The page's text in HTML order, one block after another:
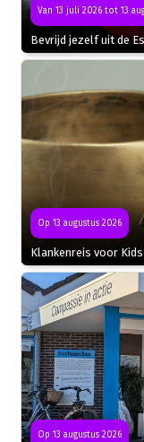
Van 13 juli 2026 tot 13
Bevrijd jezelf uit de
Op 13 augustus 2026
Klankenreis voor
Op 13 augustus 2026